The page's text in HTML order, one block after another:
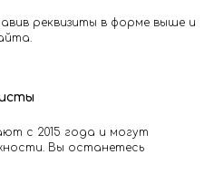
реквизиты в форме выше и
с 2015 года и могут
Вы останетесь